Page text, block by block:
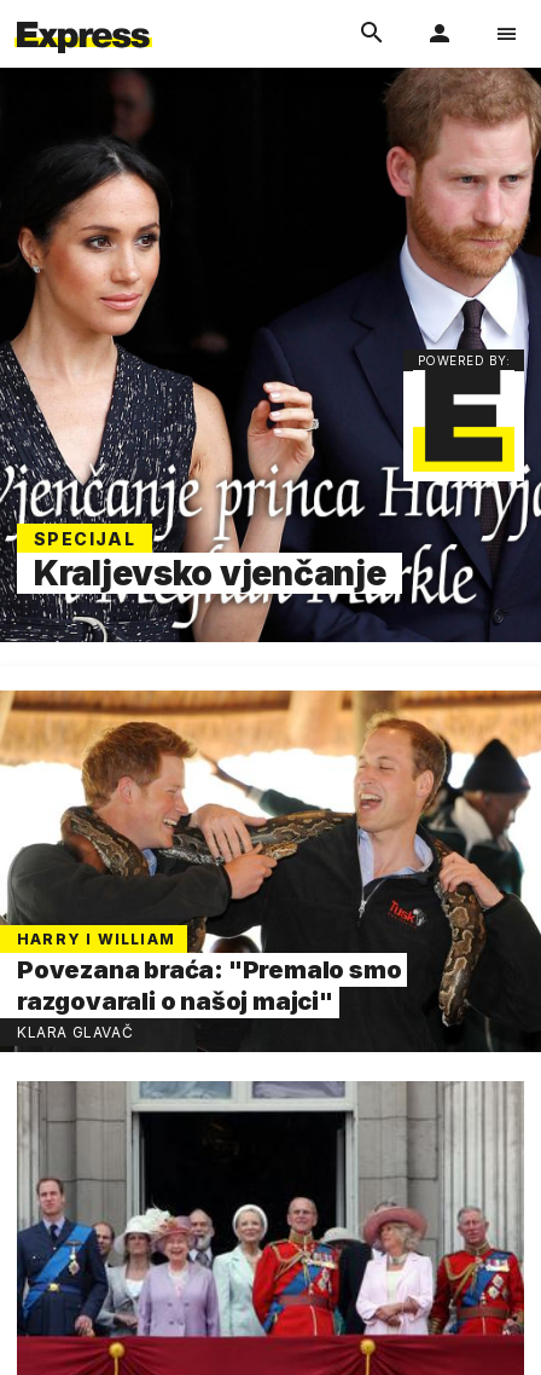
POWERED BY:
SPECIJAL
Kraljevsko vjenčanje
HARRY I WILLIAM
Povezana braća: "Premalo smo
razgovarali o našoj majci"
KLARA GLAVAČ